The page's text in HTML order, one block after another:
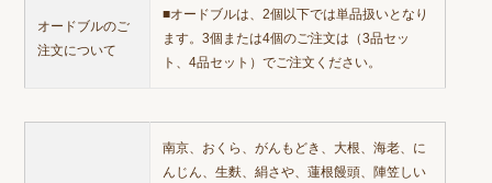
オードブルのご
注文について
■オードブルは、2個以下では単品扱いとなり
ます。3個または4個のご注文は（3品セッ
ト、4品セット）でご注文ください。
南京、おくら、がんもどき、大根、海老、に
んじん、生麩、絹さや、蓮根饅頭、陣笠しい